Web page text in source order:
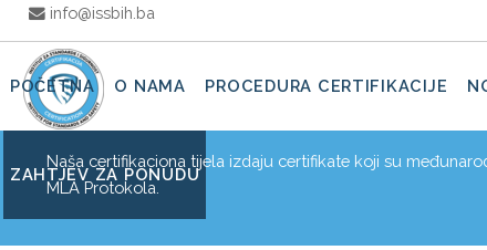
info@issbih.ba
POČETNA O NAMA PROCEDURA CERTIFIKACIJE
ZAHTJEV ZA PONUDU
Naša certifikaciona tijela izdaju certifikate koji su
MLA Protokola.